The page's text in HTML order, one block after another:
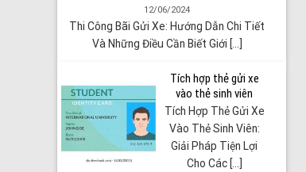
12/06/2024
Thi Công Bãi Gửi Xe: Hướng Dẫn Chi Tiết
Và Những Điều Cần Biết Giới [...]
Tích hợp thẻ gửi xe
vào thẻ sinh viên
Tích Hợp Thẻ Gửi Xe
Vào Thẻ Sinh Viên:
Giải Pháp Tiện Lợi
Cho Các [...]